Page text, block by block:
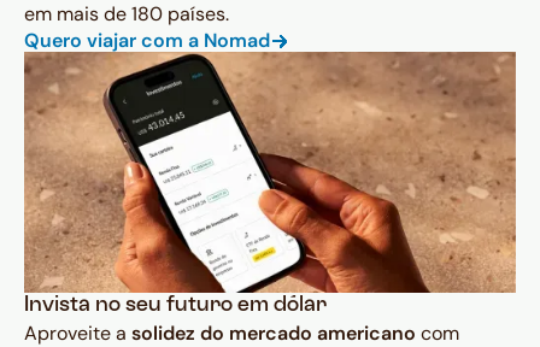
em mais de 180 países.
Quero viajar com a Nomad
Invista no seu futuro em dólar
Aproveite a solidez do mercado americano com